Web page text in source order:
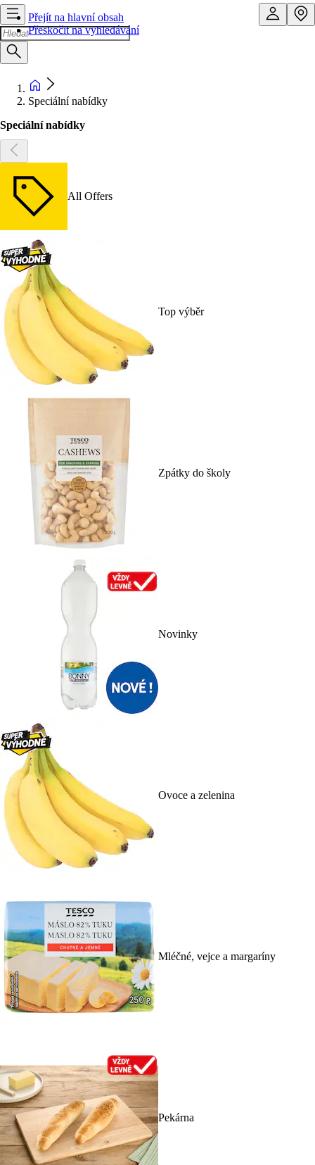
Přejít na hlavní obsah
Přeskočit na vyhledávání
Speciální nabídky
Speciální nabídky
All Offers
Top výběr
Zpátky do školy
Novinky
Ovoce a zelenina
Mléčné, vejce a margaríny
Pekárna